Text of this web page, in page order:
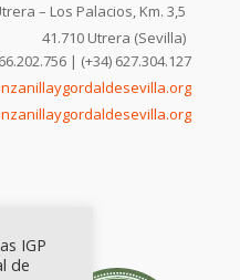
– Los Palacios, Km. 3,5
41.710 Utrera (Sevilla)
| (+34) 627.304.127
IGP
de